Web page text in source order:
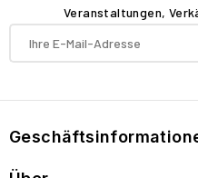
Veranstaltungen,